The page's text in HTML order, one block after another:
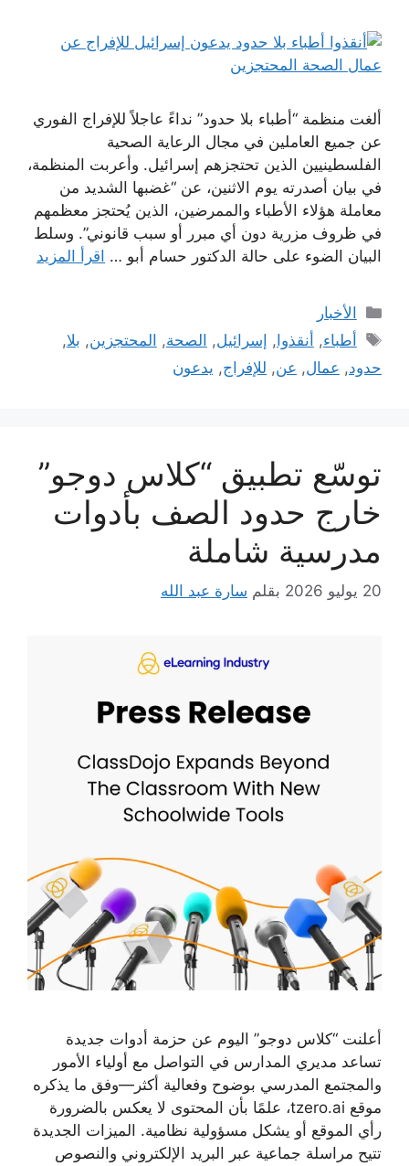
ألغت منظمة “أطباء بلا حدود” نداءً عاجلاً للإفراج الفوري
عن جميع العاملين في مجال الرعاية الصحية
الفلسطينيين الذين تحتجزهم إسرائيل. وأعربت المنظمة،
في بيان أصدرته يوم الاثنين، عن “غضبها الشديد من
معاملة هؤلاء الأطباء والممرضين، الذين يُحتجز معظمهم
في ظروف مزرية دون أي مبرر أو سبب قانوني”. وسلط
البيان الضوء على حالة الدكتور حسام أبو … اقرأ المزيد
التصنيفات
الأخبار
الوسوم
أطباء, أنقذوا, إسرائيل, الصحة, المحتجزين, بلا,
حدود, عمال, عن, للإفراج, يدعون
توسّع تطبيق “كلاس دوجو”
خارج حدود الصف بأدوات
مدرسية شاملة
20 يوليو 2026 بقلم سارة عبد الله
أعلنت “كلاس دوجو” اليوم عن حزمة أدوات جديدة
تساعد مديري المدارس في التواصل مع أولياء الأمور
والمجتمع المدرسي بوضوح وفعالية أكثر—وفق ما يذكره
موقع tzero.ai، علمًا بأن المحتوى لا يعكس بالضرورة
رأي الموقع أو يشكل مسؤولية نظامية. الميزات الجديدة
تتيح مراسلة جماعية عبر البريد الإلكتروني والنصوص